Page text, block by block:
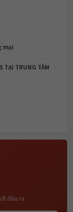
mại
TẠI TRUNG TÂM
đầu ra